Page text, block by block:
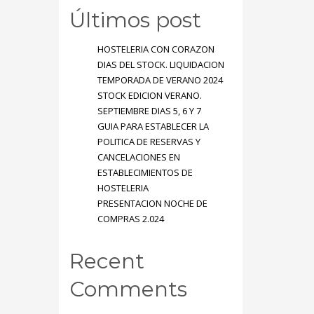
Últimos post
HOSTELERIA CON CORAZON
DIAS DEL STOCK. LIQUIDACION
TEMPORADA DE VERANO 2024
STOCK EDICION VERANO.
SEPTIEMBRE DIAS 5, 6 Y 7
GUIA PARA ESTABLECER LA
POLITICA DE RESERVAS Y
CANCELACIONES EN
ESTABLECIMIENTOS DE
HOSTELERIA
PRESENTACION NOCHE DE
COMPRAS 2.024
Recent
Comments